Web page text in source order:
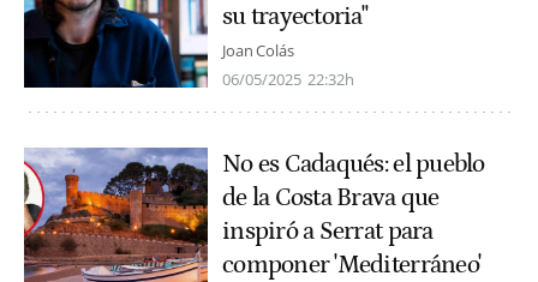
su trayectoria"
Joan Colás
06/05/2025 22:32h
No es Cadaqués: el pueblo
de la Costa Brava que
inspiró a Serrat para
componer 'Mediterráneo'